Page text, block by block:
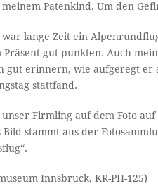
Patenkind. Um den
war lange Zeit ein
Präsent gut punkten. Auch
gut erinnern, wie aufgeregt er
stattfand.
Firmling auf dem Foto
Bild stammt aus der
Innsbruck, KR-PH-125)